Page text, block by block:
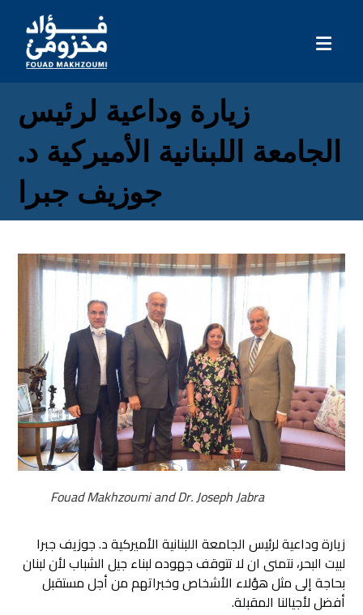
زيارة وداعية لرئيس
الجامعة اللبنانية الأميركية د.
جوزيف جبرا
Fouad Makhzoumi and Dr. Joseph Jabra
زيارة وداعية لرئيس الجامعة اللبنانية الأميركية د. جوزيف جبرا
لبيت البحر، نتمنى ان لا تتوقف جهوده لبناء جيل الشبابلأن لبنان
بحاجة إلى مثل هؤلاء الأشخاص وخبراتهم من أجل مستقبل
أفضل لأجيالنا المقبلة.